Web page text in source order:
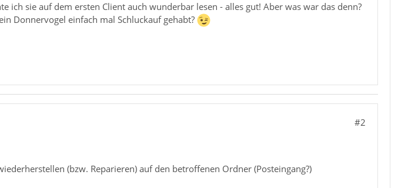
ich sie auf dem ersten Client auch wunderbar lesen - alles gut! Aber was war das denn?
Donnervogel einfach mal Schluckauf gehabt?
#2
(bzw. Reparieren) auf den betroffenen Ordner (Posteingang?)